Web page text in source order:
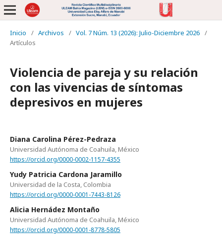
Inicio / Archivos / Vol. 7 Núm. 13 (2026): Julio-Diciembre 2026 /
Artículos
Violencia de pareja y su relación
con las vivencias de síntomas
depresivos en mujeres
Diana Carolina Pérez-Pedraza
Universidad Autónoma de Coahuila, México
https://orcid.org/0000-0002-1157-4355
Yudy Patricia Cardona Jaramillo
Universidad de la Costa, Colombia
https://orcid.org/0000-0001-7443-8126
Alicia Hernádez Montaño
Universidad Autónoma de Coahuila, México
https://orcid.org/0000-0001-8778-5805